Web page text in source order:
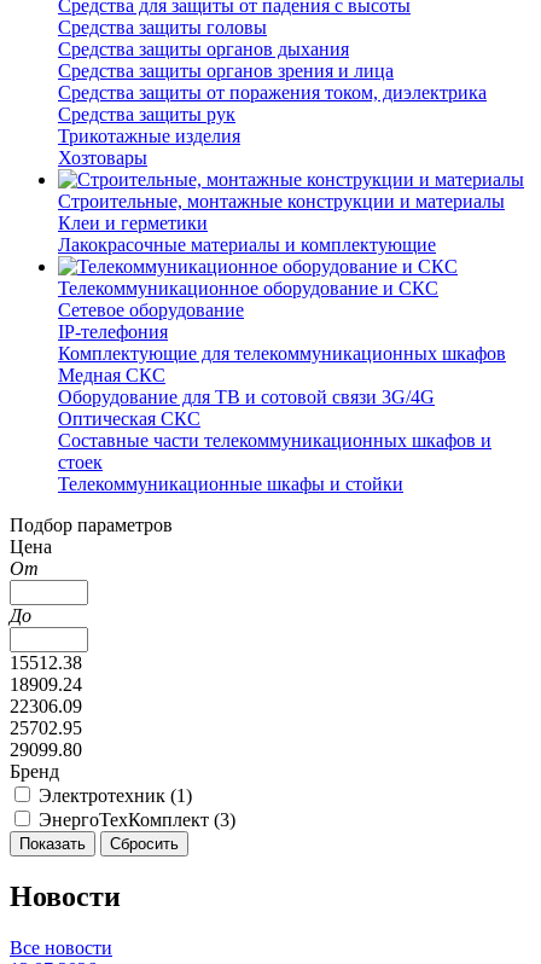
Средства для защиты от падения с высоты
Средства защиты головы
Средства защиты органов дыхания
Средства защиты органов зрения и лица
Средства защиты от поражения током, диэлектрика
Средства защиты рук
Трикотажные изделия
Хозтовары
Строительные, монтажные конструкции и материалы
Клеи и герметики
Лакокрасочные материалы и комплектующие
Телекоммуникационное оборудование и СКС
Сетевое оборудование
IP-телефония
Комплектующие для телекоммуникационных шкафов
Медная СКС
Оборудование для ТВ и сотовой связи 3G/4G
Оптическая СКС
Составные части телекоммуникационных шкафов и
стоек
Телекоммуникационные шкафы и стойки
Подбор параметров
Цена
От
До
15512.38
18909.24
22306.09
25702.95
29099.80
Бренд
Электротехник (1)
ЭнергоТехКомплект (3)
Новости
Все новости